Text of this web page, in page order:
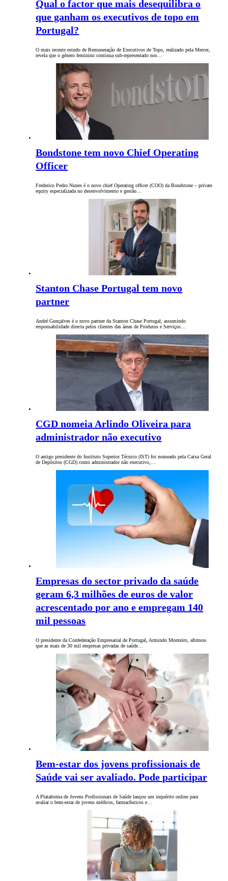
Qual o factor que mais desequilibra o
que ganham os executivos de topo em
Portugal?
O mais recente estudo de Remuneração de Executivos de Topo, realizado pela Mercer,
revela que o género feminino continua sub-representado nos…
Bondstone tem novo Chief Operating
Officer
Frederico Pedro Nunes é o novo chief Operating officer (COO) da Bondstone – private
equity especializada no desenvolvimento e gestão…
Stanton Chase Portugal tem novo
partner
André Gonçalves é o novo partner da Stanton Chase Portugal, assumindo
responsabilidade directa pelos clientes das áreas de Produtos e Serviços…
CGD nomeia Arlindo Oliveira para
administrador não executivo
O antigo presidente do Instituto Superior Técnico (IST) foi nomeado pela Caixa Geral
de Depósitos (CGD) como administrador não executivo,…
Empresas do sector privado da saúde
geram 6,3 milhões de euros de valor
acrescentado por ano e empregam 140
mil pessoas
O presidente da Confederação Empresarial de Portugal, Armindo Monteiro, afirmou
que as mais de 30 mil empresas privadas de saúde…
Bem-estar dos jovens profissionais de
Saúde vai ser avaliado. Pode participar
A Plataforma de Jovens Profissionais de Saúde lançou um inquérito online para
avaliar o bem-estar de jovens médicos, farmacêuticos e…